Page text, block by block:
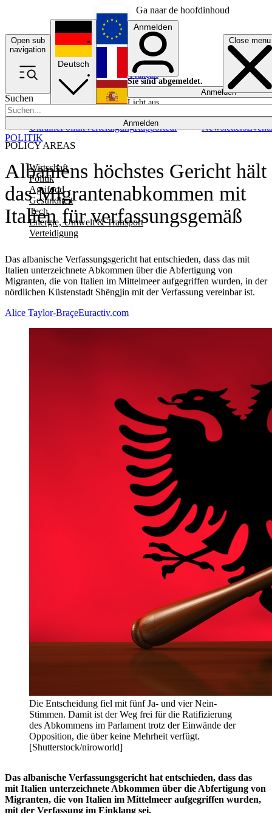
Ga naar de hoofdinhoud
Open sub
navigation
Close menu
Suchen
Anmelden
POLICY AREAS
Wirtschaft
Politik
Agrifood
Gesundheit
Tech
Energie, Umwelt & Transport
Verteidigung
UkrainePolitikVerteidigungRapporteur NewslettersEvents
Deutsch
English
Français
Anmelden
Sie sind abgemeldet.
Anmelden
Licht aus
Albaniens höchstes Gericht hält
das Migrantenabkommen mit
Italien für verfassungsgemäß
Das albanische Verfassungsgericht hat entschieden, dass das mit
Italien unterzeichnete Abkommen über die Abfertigung von
Migranten, die von Italien im Mittelmeer aufgegriffen wurden, in der
nördlichen Küstenstadt Shëngjin mit der Verfassung vereinbar ist.
POLITIK
Alice Taylor-BraçeEuractiv.com
Die Entscheidung fiel mit fünf Ja- und vier Nein-
Stimmen. Damit ist der Weg frei für die Ratifizierung
des Abkommens im Parlament trotz der Einwände der
Opposition, die über keine Mehrheit verfügt.
[Shutterstock/niroworld]
Das albanische Verfassungsgericht hat entschieden, dass das
mit Italien unterzeichnete Abkommen über die Abfertigung von
Migranten, die von Italien im Mittelmeer aufgegriffen wurden,
mit der Verfassung im Einklang sei.